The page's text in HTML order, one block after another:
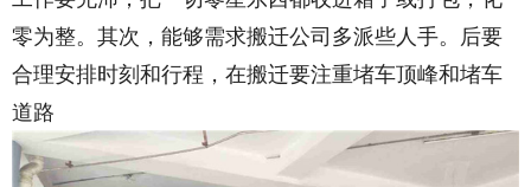
零为整。其次，能够需求搬迁公司多派些人手。后要
合理安排时刻和行程，在搬迁要注重堵车顶峰和堵车
道路